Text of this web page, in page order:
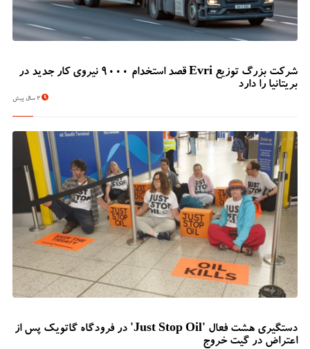
شرکت بزرگ توزیع Evri قصد استخدام ۹۰۰۰ نیروی کار جدید در
بریتانیا را دارد
2 سال پیش
دستگیری هشت فعال 'Just Stop Oil' در فرودگاه گاتویک پس از
اعتراض در گیت خروج